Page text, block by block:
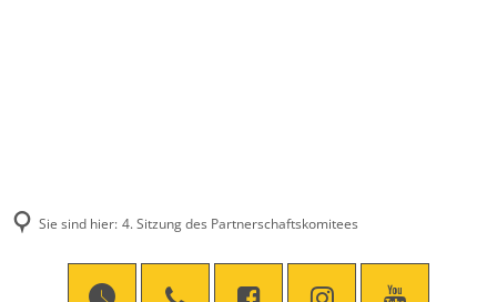
Sie sind hier: 4. Sitzung des Partnerschaftskomitees